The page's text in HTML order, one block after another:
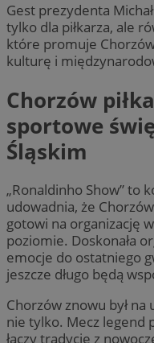
Gest prezydenta
tylko dla piłkarza, ale
które promuje
kulturę i
Chorzów
sportowe
Śląskim
„Ronaldinho Show” to
udowadnia, że
gotowi na organizację
poziomie. Doskonała
emocje do ostatniego
jeszcze długo będą
Chorzów znowu był na
nie tylko. Mecz legend
łączy tradycję z